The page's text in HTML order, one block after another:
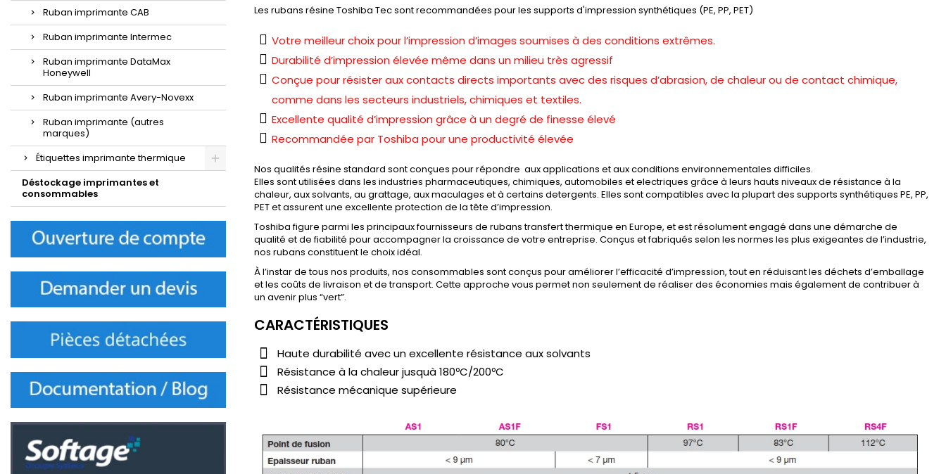
Ruban imprimante CAB
Ruban imprimante Intermec
Ruban imprimante DataMax
Honeywell
Ruban imprimante Avery-Novexx
Ruban imprimante (autres
marques)
Étiquettes imprimante thermique
Déstockage imprimantes et
consommables
Les rubans résine Toshiba Tec sont recommandées pour les supports d'impression synthétiques (PE, PP, PET)
Votre meilleur choix pour l’impression d’images soumises à des conditions extrêmes.
Durabilité d’impression élevée même dans un milieu très agressif
Conçue pour résister aux contacts directs importants avec des risques d’abrasion, de chaleur ou de contact chimique,
comme dans les secteurs industriels, chimiques et textiles.
Excellente qualité d’impression grâce à un degré de finesse élevé
Recommandée par Toshiba pour une productivité élevée
Nos qualités résine standard sont conçues pour répondre aux applications et aux conditions environnementales difficiles.
Elles sont utilisées dans les industries pharmaceutiques, chimiques, automobiles et electriques grâce à leurs hauts niveaux de résistance à la
chaleur, aux solvants, au grattage, aux maculages et à certains detergents. Elles sont compatibles avec la plupart des supports synthétiques PE, PP,
PET et assurent une excellente protection de la tête d’impression.
Toshiba figure parmi les principaux fournisseurs de rubans transfert thermique en Europe, et est résolument engagé dans une démarche de
qualité et de fiabilité pour accompagner la croissance de votre entreprise. Conçus et fabriqués selon les normes les plus exigeantes de l’industrie,
nos rubans constituent le choix idéal.
À l’instar de tous nos produits, nos consommables sont conçus pour améliorer l’efficacité d’impression, tout en réduisant les déchets d’emballage
et les coûts de livraison et de transport. Cette approche vous permet non seulement de réaliser des économies mais également de contribuer à
un avenir plus “vert”.
CARACTÉRISTIQUES
Haute durabilité avec un excellente résistance aux solvants
Résistance à la chaleur jusquà 180ºC/200ºC
Résistance mécanique supérieure